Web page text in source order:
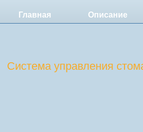
Главная Описание
Система управления